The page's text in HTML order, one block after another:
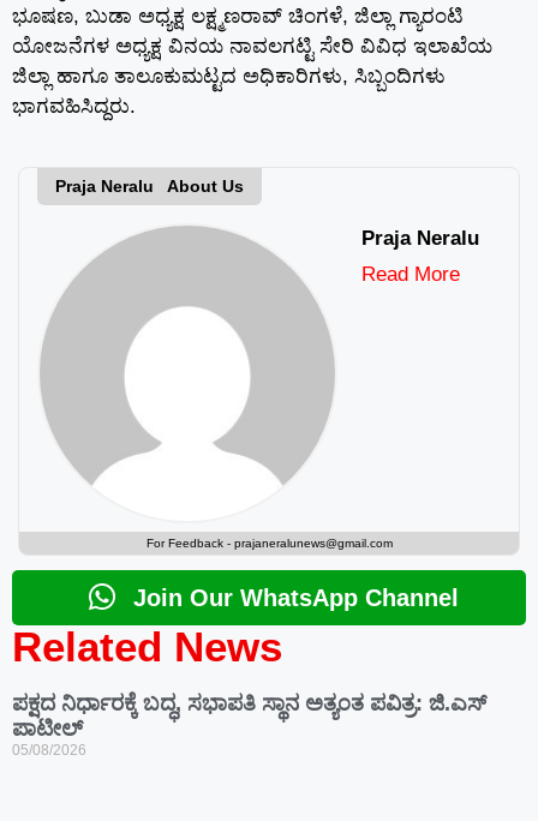
ಭೂಷಣ, ಬುಡಾ ಅಧ್ಯಕ್ಷ ಲಕ್ಷ್ಮಣರಾವ್ ಚಿಂಗಳೆ, ಜಿಲ್ಲಾ ಗ್ಯಾರಂಟಿ
ಯೋಜನೆಗಳ ಅಧ್ಯಕ್ಷ ವಿನಯ ನಾವಲಗಟ್ಟಿ ಸೇರಿ ವಿವಿಧ ಇಲಾಖೆಯ
ಜಿಲ್ಲಾ ಹಾಗೂ ತಾಲೂಕುಮಟ್ಟದ ಅಧಿಕಾರಿಗಳು, ಸಿಬ್ಬಂದಿ‌ಗಳು
ಭಾಗವಹಿಸಿದ್ದರು.
Praja Neralu About Us
Praja Neralu
Read More
For Feedback - prajaneralunews@gmail.com
Join Our WhatsApp Channel
Related News
ಪಕ್ಷದ ನಿರ್ಧಾರಕ್ಕೆ ಬದ್ಧ, ಸಭಾಪತಿ ಸ್ಥಾನ ಅತ್ಯಂತ ಪವಿತ್ರ: ಜಿ.ಎಸ್
ಪಾಟೀಲ್
05/08/2026